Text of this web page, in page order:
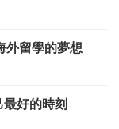
外留學的夢想
好的時刻